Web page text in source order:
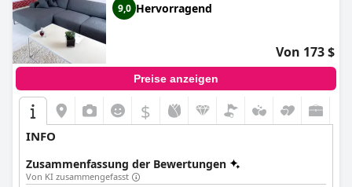
9,0 Hervorragend
Von 173 $
Preise anzeigen
$
INFO
Zusammenfassung der Bewertungen
Von KI zusammengefasst